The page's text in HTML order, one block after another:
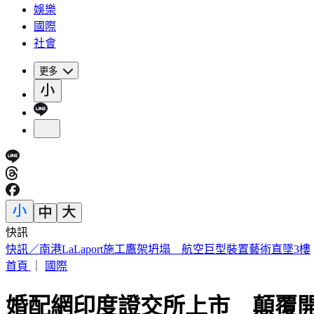
娛樂
國際
社會
更多
快訊
快訊／南港LaLaport施工鷹架坍塌 航空巨型裝置藝術直墜3樓
首頁
國際
婚配網印度證交所上市 顛覆